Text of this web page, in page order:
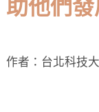
助他們發
作者：台北科技